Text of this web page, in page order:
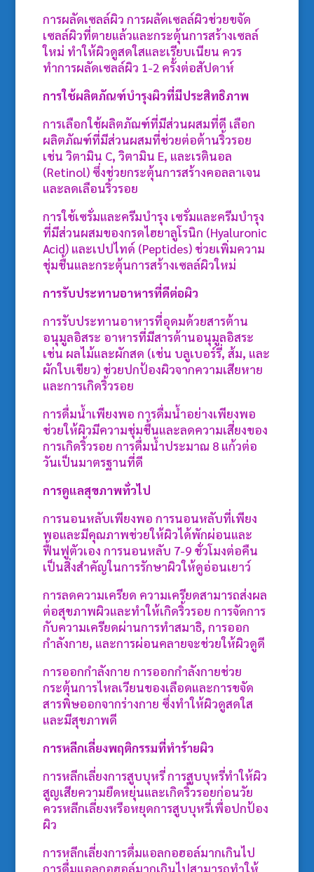
การผลัดเซลล์ผิว การผลัดเซลล์ผิวช่วยขจัด
เซลล์ผิวที่ตายแล้วและกระตุ้นการสร้างเซลล์
ใหม่ ทำให้ผิวดูสดใสและเรียบเนียน ควร
ทำการผลัดเซลล์ผิว 1-2 ครั้งต่อสัปดาห์
การใช้ผลิตภัณฑ์บำรุงผิวที่มีประสิทธิภาพ
การเลือกใช้ผลิตภัณฑ์ที่มีส่วนผสมที่ดี เลือก
ผลิตภัณฑ์ที่มีส่วนผสมที่ช่วยต่อต้านริ้วรอย
เช่น วิตามิน C, วิตามิน E, และเรตินอล
(Retinol) ซึ่งช่วยกระตุ้นการสร้างคอลลาเจน
และลดเลือนริ้วรอย
การใช้เซรั่มและครีมบำรุง เซรั่มและครีมบำรุง
ที่มีส่วนผสมของกรดไฮยาลูโรนิก (Hyaluronic
Acid) และเปปไทด์ (Peptides) ช่วยเพิ่มความ
ชุ่มชื้นและกระตุ้นการสร้างเซลล์ผิวใหม่
การรับประทานอาหารที่ดีต่อผิว
การรับประทานอาหารที่อุดมด้วยสารต้าน
อนุมูลอิสระ อาหารที่มีสารต้านอนุมูลอิสระ
เช่น ผลไม้และผักสด (เช่น บลูเบอร์รี่, ส้ม, และ
ผักใบเขียว) ช่วยปกป้องผิวจากความเสียหาย
และการเกิดริ้วรอย
การดื่มน้ำเพียงพอ การดื่มน้ำอย่างเพียงพอ
ช่วยให้ผิวมีความชุ่มชื้นและลดความเสี่ยงของ
การเกิดริ้วรอย การดื่มน้ำประมาณ 8 แก้วต่อ
วันเป็นมาตรฐานที่ดี
การดูแลสุขภาพทั่วไป
การนอนหลับเพียงพอ การนอนหลับที่เพียง
พอและมีคุณภาพช่วยให้ผิวได้พักผ่อนและ
ฟื้นฟูตัวเอง การนอนหลับ 7-9 ชั่วโมงต่อคืน
เป็นสิ่งสำคัญในการรักษาผิวให้ดูอ่อนเยาว์
การลดความเครียด ความเครียดสามารถส่งผล
ต่อสุขภาพผิวและทำให้เกิดริ้วรอย การจัดการ
กับความเครียดผ่านการทำสมาธิ, การออก
กำลังกาย, และการผ่อนคลายจะช่วยให้ผิวดูดี
การออกกำลังกาย การออกกำลังกายช่วย
กระตุ้นการไหลเวียนของเลือดและการขจัด
สารพิษออกจากร่างกาย ซึ่งทำให้ผิวดูสดใส
และมีสุขภาพดี
การหลีกเลี่ยงพฤติกรรมที่ทำร้ายผิว
การหลีกเลี่ยงการสูบบุหรี่ การสูบบุหรี่ทำให้ผิว
สูญเสียความยืดหยุ่นและเกิดริ้วรอยก่อนวัย
ควรหลีกเลี่ยงหรือหยุดการสูบบุหรี่เพื่อปกป้อง
ผิว
การหลีกเลี่ยงการดื่มแอลกอฮอล์มากเกินไป
การดื่มแอลกอฮอล์มากเกินไปสามารถทำให้